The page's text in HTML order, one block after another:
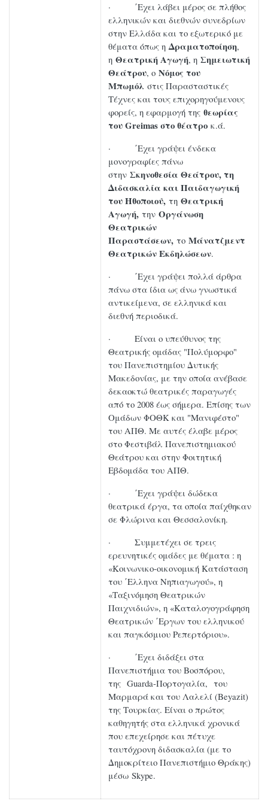
· ΄Εχει λάβει μέρος σε πλήθος
ελληνικών και διεθνών συνεδρίων
στην Ελλάδα και το εξωτερικό με
θέματα όπως ηΔραματοποίηση,
η Θεατρική Αγωγή, η Σημειωτική
Θεάτρου, ο Νόμος του
Μπωμόλ στις Παρασταστικές
Τέχνες και τους επιχορηγούμενους
φορείς, η εφαρμογή της θεωρίας
του Greimas στο θέατρο κ.ά.
· ΄Εχει γράψει ένδεκα
μονογραφίες πάνω
στην Σκηνοθεσία Θεάτρου, τη
Διδασκαλία και Παιδαγωγική
του Ηθοποιού, τη Θεατρική
Αγωγή, την Οργάνωση
Θεατρικών
Παραστάσεων, το Μάνατζμεντ
Θεατρικών Εκδηλώσεων.
· ΄Εχει γράψει πολλά άρθρα
πάνω στα ίδια ως άνω γνωστικά
αντικείμενα, σε ελληνικά και
διεθνή περιοδικά.
· Είναι ο υπεύθυνος της
Θεατρικής ομάδας "Πολύμορφο"
του Πανεπιστημίου Δυτικής
Μακεδονίας, με την οποία ανέβασε
δεκαοκτώ θεατρικές παραγωγές
από το 2008 έως σήμερα. Επίσης των
Ομάδων ΦΟΘΚ και "Μανιφέστο"
του ΑΠΘ. Με αυτές έλαβε μέρος
στο Φεστιβάλ Πανεπιστημιακού
Θεάτρου και στην Φοιτητική
Εβδομάδα του ΑΠΘ.
· ΄Εχει γράψει δώδεκα
θεατρικά έργα, τα οποία παίχθηκαν
σε Φλώρινα και Θεσσαλονίκη.
· Συμμετέχει σε τρεις
ερευνητικές ομάδες με θέματα : η
«Κοινωνικο-οικονομική Κατάσταση
του ΄Ελληνα Νηπιαγωγού», η
«Ταξινόμηση Θεατρικών
Παιχνιδιών», η «Καταλογογράφηση
Θεατρικών ΄Εργων του ελληνικού
και παγκόσμιου Ρεπερτόριου».
· ΄Εχει διδάξει στα
Πανεπιστήμια του Βοσπόρου,
της Guarda-Πορτογαλία, του
Μαρμαρά και του Λαλελί (Beyazit)
της Τουρκίας. Είναι ο πρώτος
καθηγητής στα ελληνικά χρονικά
που επεχείρησε και πέτυχε
ταυτόχρονη διδασκαλία (με το
Δημοκρίτειο Πανεπιστήμιο Θράκης)
μέσω Skype.